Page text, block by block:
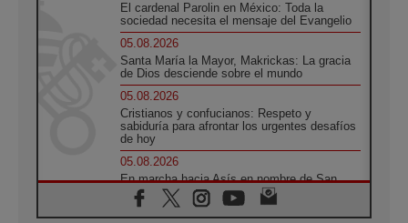
El cardenal Parolin en México: Toda la
sociedad necesita el mensaje del Evangelio
05.08.2026
Santa María la Mayor, Makrickas: La gracia
de Dios desciende sobre el mundo
05.08.2026
Cristianos y confucianos: Respeto y
sabiduría para afrontar los urgentes desafíos
de hoy
05.08.2026
En marcha hacia Asís en nombre de San
Francisco, a la espera de León
05.08.2026